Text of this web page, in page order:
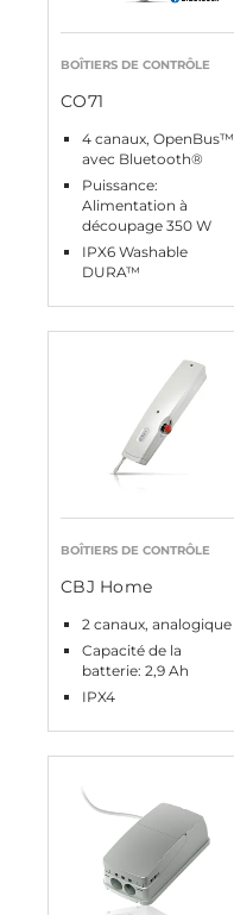
BOÎTIERS DE CONTRÔLE
CO71
4 canaux, OpenBus™
avec Bluetooth®
Puissance:
Alimentation à
découpage 350 W
IPX6 Washable
DURA™
BOÎTIERS DE CONTRÔLE
CBJ Home
2 canaux, analogique
Capacité de la
batterie: 2,9 Ah
IPX4